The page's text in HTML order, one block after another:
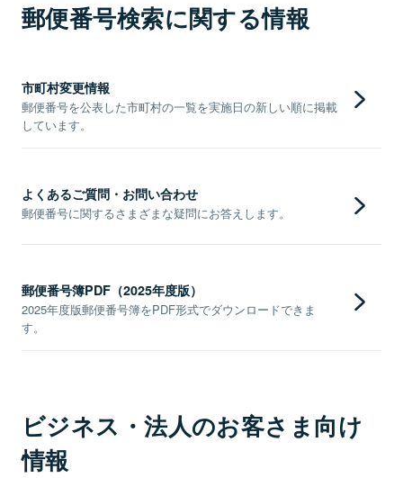
郵便番号検索に関する情報
市町村変更情報
郵便番号を公表した市町村の一覧を実施日の新しい順に掲載
しています。
よくあるご質問・お問い合わせ
郵便番号に関するさまざまな疑問にお答えします。
郵便番号簿PDF（2025年度版）
2025年度版郵便番号簿をPDF形式でダウンロードできま
す。
ビジネス・法人のお客さま向け
情報